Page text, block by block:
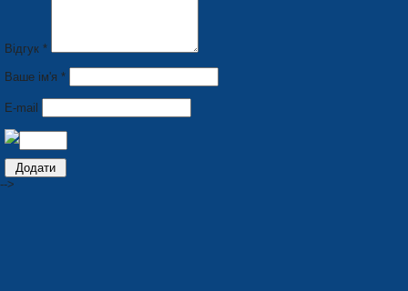
Відгук *
Ваше ім'я *
E-mail
-->